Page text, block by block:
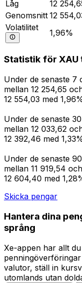
Låg
12
Genomsnitt 12
Volatilitet
1,96%
Statistik för XAU
Under de senaste 7
mellan 12 254,65
12 554,03 med
Under de senaste
mellan 12 033,62
12 392,46 med
Under de senaste
mellan 11 919,54
12 604,40 med
Skicka pengar
Hantera dina
språng
Xe-appen har allt
valutor, ställ in
utomlands utan